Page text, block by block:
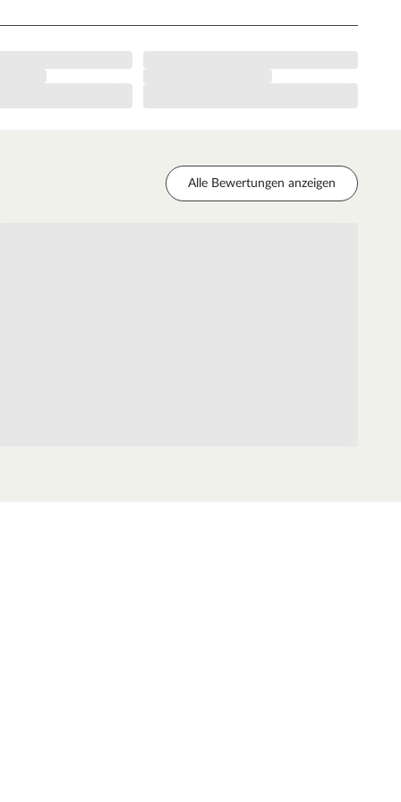
Alle Bewertungen anzeigen